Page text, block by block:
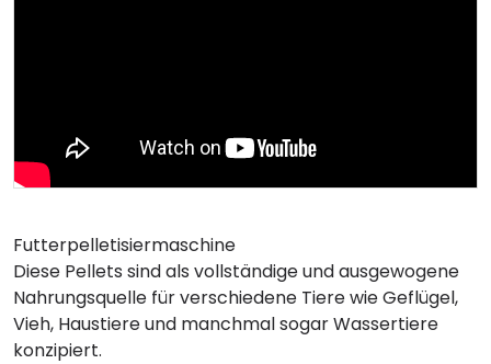
Futterpelletisiermaschine
Diese Pellets sind als vollständige und ausgewogene
Nahrungsquelle für verschiedene Tiere wie Geflügel,
Vieh, Haustiere und manchmal sogar Wassertiere
konzipiert.